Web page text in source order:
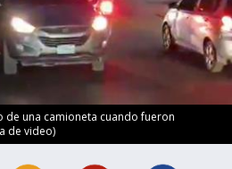
una camioneta cuando fueron
de video)